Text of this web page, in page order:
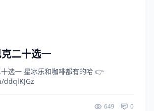
二十选一
选一 星冰乐和咖啡都有的哈 👉
649 0